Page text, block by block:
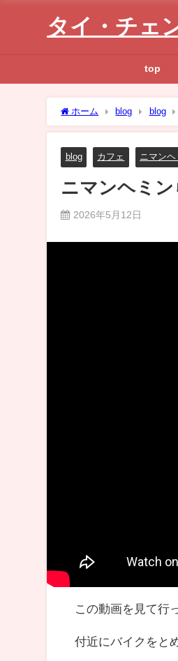
タイ・チェ
top
ホーム blog blog
blog カフェ ニマンヘ
ニマンヘミ
2026年5月12日
この動画を見て行
付近にバイクをと